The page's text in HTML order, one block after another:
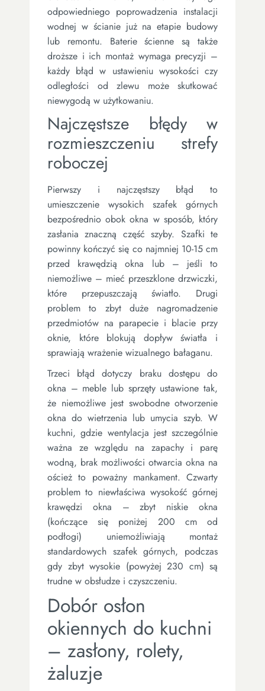
odpowiedniego poprowadzenia instalacji
wodnej w ścianie już na etapie budowy
lub remontu. Baterie ścienne są także
droższe i ich montaż wymaga precyzji –
każdy błąd w ustawieniu wysokości czy
odległości od zlewu może skutkować
niewygodą w użytkowaniu.
Najczęstsze błędy w
rozmieszczeniu strefy
roboczej
Pierwszy i najczęstszy błąd to
umieszczenie wysokich szafek górnych
bezpośrednio obok okna w sposób, który
zasłania znaczną część szyby. Szafki te
powinny kończyć się co najmniej 10-15 cm
przed krawędzią okna lub – jeśli to
niemożliwe – mieć przeszklone drzwiczki,
które przepuszczają światło. Drugi
problem to zbyt duże nagromadzenie
przedmiotów na parapecie i blacie przy
oknie, które blokują dopływ światła i
sprawiają wrażenie wizualnego bałaganu.
Trzeci błąd dotyczy braku dostępu do
okna – meble lub sprzęty ustawione tak,
że niemożliwe jest swobodne otworzenie
okna do wietrzenia lub umycia szyb. W
kuchni, gdzie wentylacja jest szczególnie
ważna ze względu na zapachy i parę
wodną, brak możliwości otwarcia okna na
oścież to poważny mankament. Czwarty
problem to niewłaściwa wysokość górnej
krawędzi okna – zbyt niskie okna
(kończące się poniżej 200 cm od
podłogi) uniemożliwiają montaż
standardowych szafek górnych, podczas
gdy zbyt wysokie (powyżej 230 cm) są
trudne w obsłudze i czyszczeniu.
Dobór osłon
okiennych do kuchni
– zasłony, rolety,
żaluzje